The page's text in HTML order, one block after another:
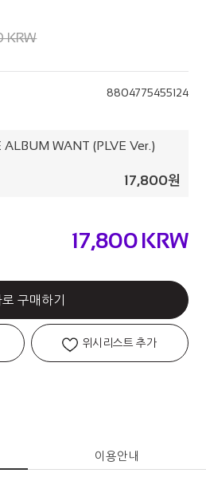
KRW
8804775455124
WANT (PLVE Ver.)
17,800원
17,800 KRW
로 구매하기
위시리스트 추가
이용안내